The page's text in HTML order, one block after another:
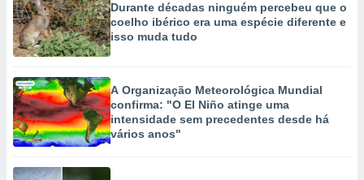
Durante décadas ninguém percebeu que o
coelho ibérico era uma espécie diferente e
isso muda tudo
A Organização Meteorológica Mundial
confirma: "O El Niño atinge uma
intensidade sem precedentes desde há
vários anos"